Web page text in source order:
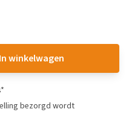
In winkelwagen
bezorgd wordt